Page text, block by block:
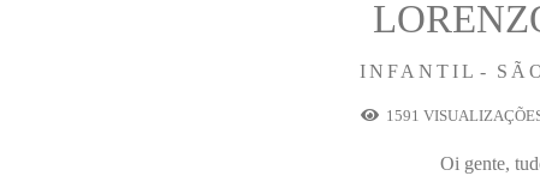
INFANTIL
1591
Oi gente,